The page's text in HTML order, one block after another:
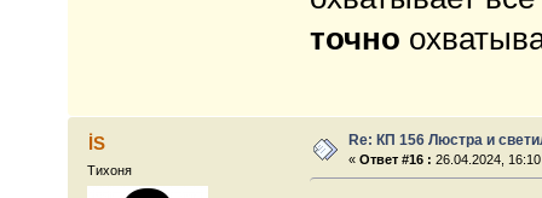
точно
İS
Тихоня
Re: КП 156 Люстра и
«Ответ #16 : 26.04.2024,